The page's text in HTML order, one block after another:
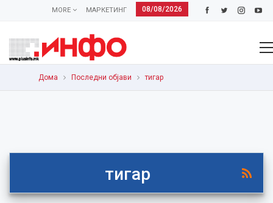
08/08/2026
МАРКЕТИНГ
MORE
Дома Последни објави тигар
тигар